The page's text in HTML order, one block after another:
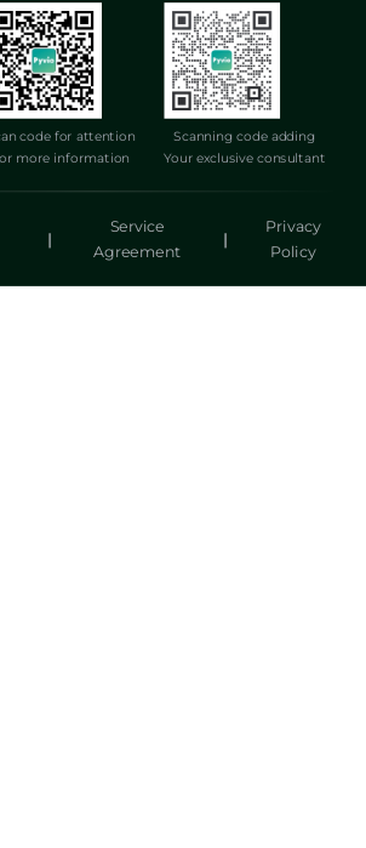
code for attention
more information
Scanning code adding
Your exclusive consultant
|
Service
Agreement
|
Privacy
Policy